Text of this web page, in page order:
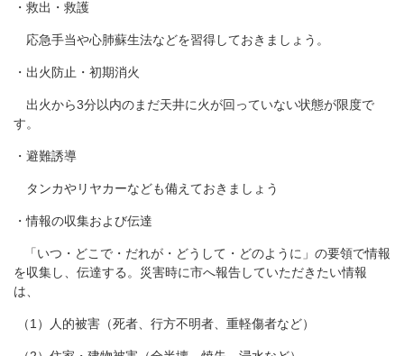
・救出・救護
応急手当や心肺蘇生法などを習得しておきましょう。
・出火防止・初期消火
出火から3分以内のまだ天井に火が回っていない状態が限度で
す。
・避難誘導
タンカやリヤカーなども備えておきましょう
・情報の収集および伝達
「いつ・どこで・だれが・どうして・どのように」の要領で情報
を収集し、伝達する。災害時に市へ報告していただきたい情報
は、
（1）人的被害（死者、行方不明者、重軽傷者など）